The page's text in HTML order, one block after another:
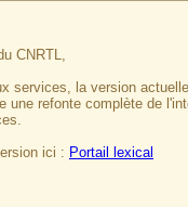
CNRTL,
services, la version
une refonte complète de
ici : Portail lexical